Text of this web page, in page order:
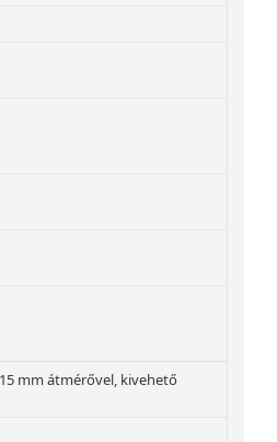
mm átmérővel, kivehető